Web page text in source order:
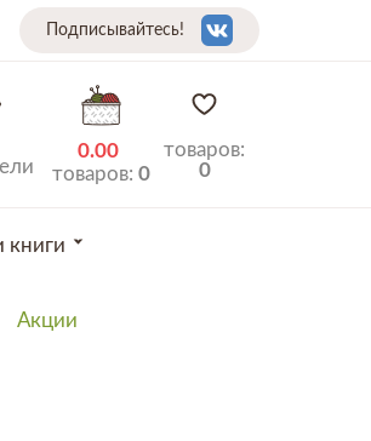
Подписывайтесь!
0.00
товаров: 0
товаров:
0
книги
Акции